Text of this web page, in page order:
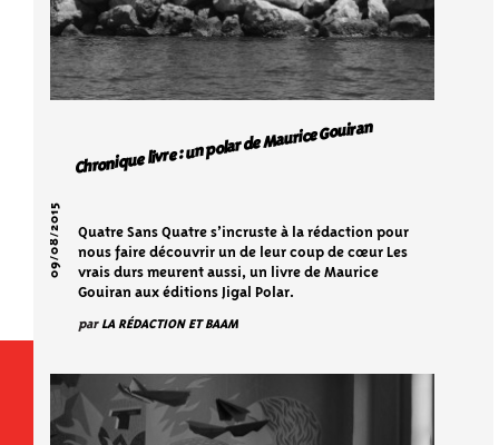
Chronique livre : un polar de Maurice Gouiran
09/08/2015
Quatre Sans Quatre s’incruste à la rédaction pour
nous faire découvrir un de leur coup de cœur Les
vrais durs meurent aussi, un livre de Maurice
Gouiran aux éditions Jigal Polar.
parLA RÉDACTION ET BAAM